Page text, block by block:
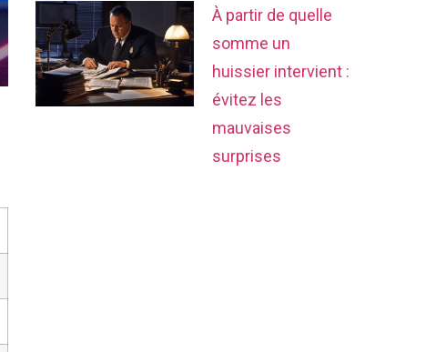
À partir de quelle
somme un
huissier intervient :
évitez les
mauvaises
surprises